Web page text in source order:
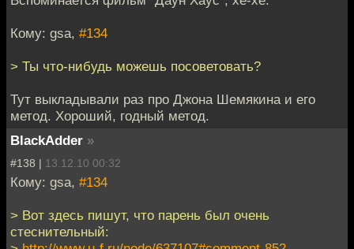
Кому: gsa, #134
> Ты что-нибудь можешь посоветовать?
Тут выкладывали раз про Джона Шемякина и его
метод. Хороший, годный метод.
BlackAdder »
#138 | 13.12.10 00:32
Кому: gsa, #134
> Вот здесь пишут, что парень был очень
стеснительный: